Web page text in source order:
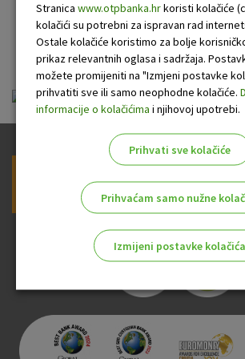
motornih
ou-krediti-potrosacki-
Prijava na newsletter OTP banke
Stranica www.otpbanka.hrkoristi kolačiće
kolačići su potrebni za ispravan rad
Ostale kolačiće koristimo za bolje
prikaz relevantnih oglasa i sadržaja.
možete promijeniti na "Izmjeni postavke
prihvatiti sve ili samo neophodne kolačiće.
informacije o kolačićima i njihovoj upotrebi.
Prihvati sve kolačiće
Prihvaćam samo nužne
Izmijeni postavke kolačića